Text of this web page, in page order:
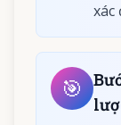
xác
🎯